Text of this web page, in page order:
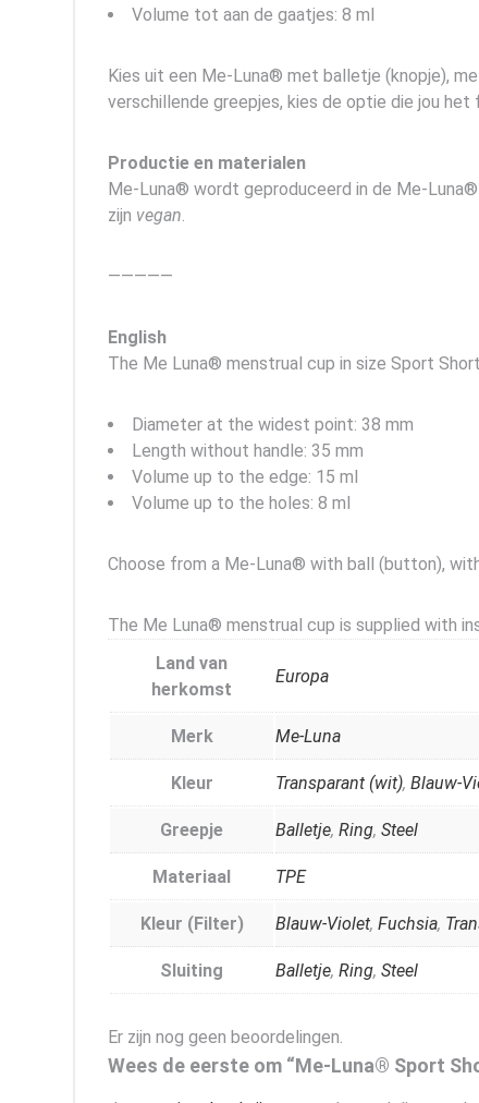
Volume tot aan de gaatjes: 8 ml
Kies uit een Me-Luna® met balletje (knopje),
verschillende greepjes, kies de optie die jou het
Productie en materialen
Me-Luna® wordt geproduceerd in de Me-
zijn vegan.
—————
English
The Me Luna® menstrual cup in size Sport
Diameter at the widest point: 38 mm
Length without handle: 35 mm
Volume up to the edge: 15 ml
Volume up to the holes: 8 ml
Choose from a Me-Luna® with ball (button),
The Me Luna® menstrual cup is supplied with
Land van
herkomst
Europa
Merk Me-Luna
Kleur Transparant (wit), Blauw-
Greepje Balletje, Ring, Steel
Materiaal TPE
Kleur (Filter) Blauw-Violet, Fuchsia,
Sluiting Balletje, Ring, Steel
Er zijn nog geen beoordelingen.
Wees de eerste om “Me-Luna® Sport